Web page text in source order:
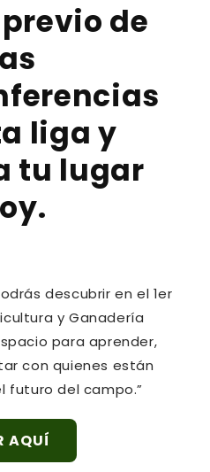
de
liga y
tu lugar
descubrir en el 1er
y Ganadería
para aprender,
con quienes están
futuro del campo.”
AQUÍ